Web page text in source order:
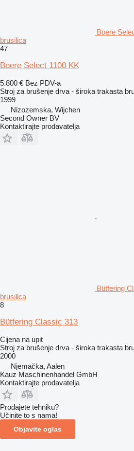
Boere
brusilica
47
Boere Select 1100 KK
5.800 € Bez PDV-a
Stroj za brušenje drva - široka trakasta
1999
Nizozemska, Wijchen
Second Owner BV
Kontaktirajte prodavatelja
Bütfering
brusilica
8
Bütfering Classic 313
Cijena na upit
Stroj za brušenje drva - široka trakasta
2000
Njemačka, Aalen
Kauz Maschinenhandel GmbH
Kontaktirajte prodavatelja
Prodajete tehniku?
Učinite to s nama!
Objavite oglas